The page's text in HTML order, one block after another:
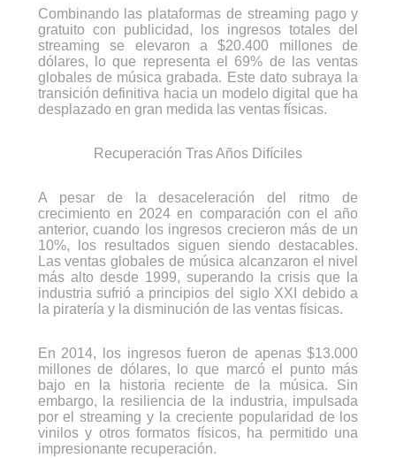
Combinando las plataformas de streaming pago y
gratuito con publicidad, los ingresos totales del
streaming se elevaron a $20.400 millones de
dólares, lo que representa el 69% de las ventas
globales de música grabada. Este dato subraya la
transición definitiva hacia un modelo digital que ha
desplazado en gran medida las ventas físicas.
Recuperación Tras Años Difíciles
A pesar de la desaceleración del ritmo de
crecimiento en 2024 en comparación con el año
anterior, cuando los ingresos crecieron más de un
10%, los resultados siguen siendo destacables.
Las ventas globales de música alcanzaron el nivel
más alto desde 1999, superando la crisis que la
industria sufrió a principios del siglo XXI debido a
la piratería y la disminución de las ventas físicas.
En 2014, los ingresos fueron de apenas $13.000
millones de dólares, lo que marcó el punto más
bajo en la historia reciente de la música. Sin
embargo, la resiliencia de la industria, impulsada
por el streaming y la creciente popularidad de los
vinilos y otros formatos físicos, ha permitido una
impresionante recuperación.